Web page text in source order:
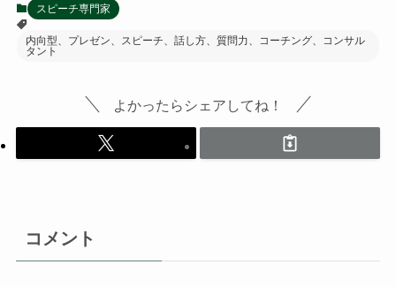
スピーチ専門家
内向型、プレゼン、スピーチ、話し方、質問力、コーチング、コンサル
タント
よかったらシェアしてね！
コメント